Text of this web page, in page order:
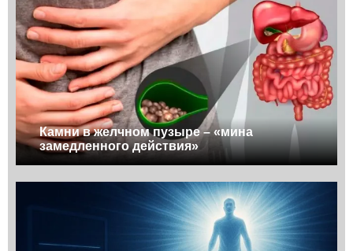
Камни в желчном пузыре – «мина
замедленного действия»